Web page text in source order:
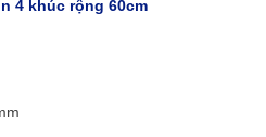
4 khúc rộng 60cm